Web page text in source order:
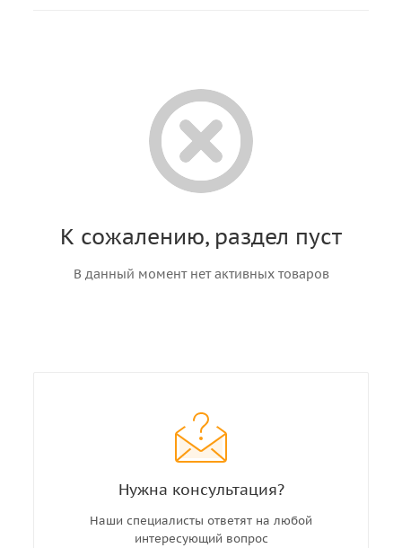
К сожалению, раздел пуст
В данный момент нет активных товаров
Нужна консультация?
Наши специалисты ответят на любой
интересующий вопрос